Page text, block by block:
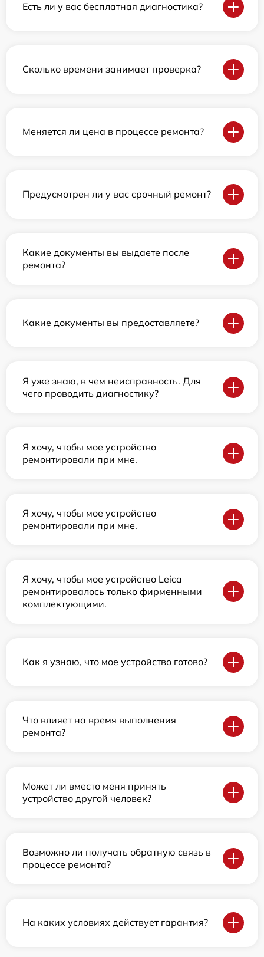
Есть ли у вас бесплатная диагностика?
Сколько времени занимает проверка?
Меняется ли цена в процессе ремонта?
Предусмотрен ли у вас срочный ремонт?
Какие документы вы выдаете после
ремонта?
Какие документы вы предоставляете?
Я уже знаю, в чем неисправность. Для
чего проводить диагностику?
Я хочу, чтобы мое устройство
ремонтировали при мне.
Я хочу, чтобы мое устройство
ремонтировали при мне.
Я хочу, чтобы мое устройство Leica
ремонтировалось только фирменными
комплектующими.
Как я узнаю, что мое устройство готово?
Что влияет на время выполнения
ремонта?
Может ли вместо меня принять
устройство другой человек?
Возможно ли получать обратную связь в
процессе ремонта?
На каких условиях действует гарантия?